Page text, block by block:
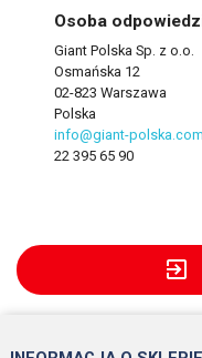
Osoba
Giant Polska Sp. z o.o.
Osmańska 12
02-823 Warszawa
Polska
info@giant-
22 395 65 90
exit_to_app